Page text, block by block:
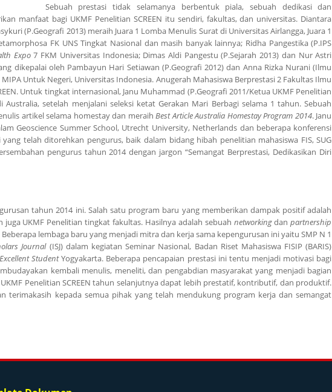
Sebuah prestasi tidak selamanya berbentuk piala, sebuah dedikasi dan
manfaat bagi UKMF Penelitian SCREEN itu sendiri, fakultas, dan universitas. Diantara
(P.Geografi 2013) meraih Juara 1 Lomba Menulis Surat di Universitas Airlangga, Juara 1
FK UNS Tingkat Nasional dan masih banyak lainnya; Ridha Pangestika (P.IPS
Expo7 FKM Universitas Indonesia; Dimas Aldi Pangestu (P.Sejarah 2013) dan Nur Astri
dikepalai oleh Pambayun Hari Setiawan (P.Geografi 2012) dan Anna Rizka Nurani (Ilmu
Untuk Negeri, Universitas Indonesia. Anugerah Mahasiswa Berprestasi 2 Fakultas Ilmu
Untuk tingkat internasional, Janu Muhammad (P.Geografi 2011/Ketua UKMF Penelitian
setelah menjalani seleksi ketat Gerakan Mari Berbagi selama 1 tahun. Sebuah
artikel selama homestay dan meraihBest Article Australia Homestay Program 2014. Janu
Geoscience Summer School, Utrecht University, Netherlands dan beberapa konferensi
telah ditorehkan pengurus, baik dalam bidang hibah penelitian mahasiswa FIS, SUG
pengurus tahun 2014 dengan jargon “Semangat Berprestasi, Dedikasikan Diri
tahun 2014 ini. Salah satu program baru yang memberikan dampak positif adalah
juga UKMF Penelitian tingkat fakultas. Hasilnya adalah sebuah networkingdanpartnership
lembaga baru yang menjadi mitra dan kerja sama kepengurusan ini yaitu SMP N 1
Journal(ISJ) dalam kegiatan Seminar Nasional, Badan Riset Mahasiswa FISIP (BARIS)
StudentYogyakarta. Beberapa pencapaian prestasi ini tentu menjadi motivasi bagi
kembali menulis, meneliti, dan pengabdian masyarakat yang menjadi bagian
Penelitian SCREEN tahun selanjutnya dapat lebih prestatif, kontributif, dan produktif.
terimakasih kepada semua pihak yang telah mendukung program kerja dan semangat